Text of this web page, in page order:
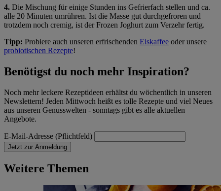
4. Die Mischung für einige Stunden ins Gefrierfach stellen und ca.
alle 20 Minuten umrühren. Ist die Masse gut durchgefroren und
trotzdem noch cremig, ist der Frozen Joghurt zum Verzehr fertig.
Tipp: Probiere auch unseren erfrischenden Eiskaffee oder unsere
probiotischen Rezepte!
Benötigst du noch mehr Inspiration?
Noch mehr leckere Rezeptideen erhältst du wöchentlich in unseren
Newslettern! Jeden Mittwoch heißt es tolle Rezepte und viel Neues
aus unseren Genusswelten - sonntags gibt es alle aktuellen
Angebote.
E-Mail-Adresse (Pflichtfeld)
Jetzt zur Anmeldung
Weitere Themen